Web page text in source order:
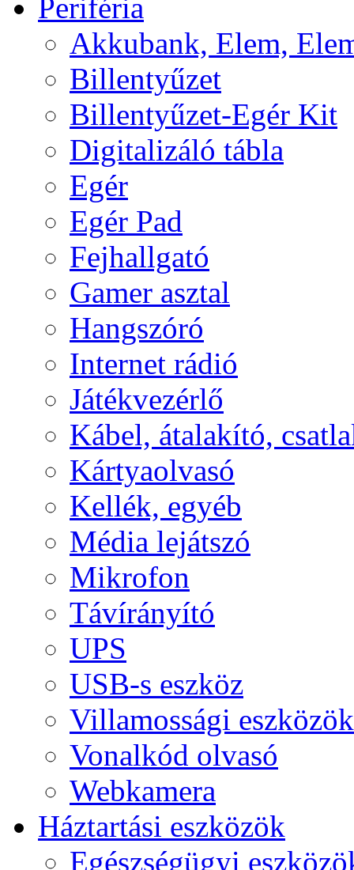
Periféria
Akkubank, Elem,
Billentyűzet
Billentyűzet-Egér Kit
Digitalizáló tábla
Egér
Egér Pad
Fejhallgató
Gamer asztal
Hangszóró
Internet rádió
Játékvezérlő
Kábel, átalakító,
Kártyaolvasó
Kellék, egyéb
Média lejátszó
Mikrofon
Távírányító
UPS
USB-s eszköz
Villamossági eszközök
Vonalkód olvasó
Webkamera
Háztartási eszközök
Egészségügyi